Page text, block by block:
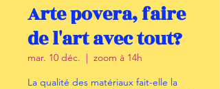
Arte povera, faire
de l'art avec tout?
mar. 10 déc.
  |
zoom à 14h
La qualité des matériaux fait-elle la